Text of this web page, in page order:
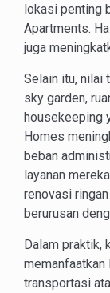
lokasi penting
Apartments.
juga
Selain itu,
sky garden,
housekeeping
Homes
beban
layanan
renovasi
berurusan
Dalam praktik,
memanfaatkan
transportasi